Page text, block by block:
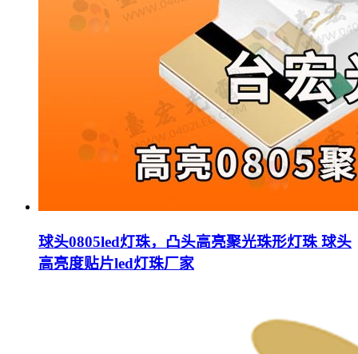
球头0805led灯珠，凸头高亮聚光珠形灯珠 球头
高亮度贴片led灯珠厂家